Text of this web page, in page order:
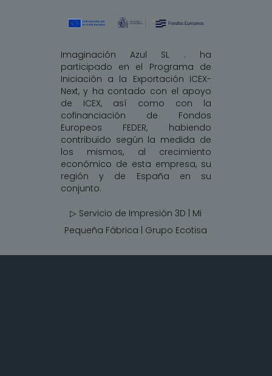
Imaginación Azul SL . ha
participado en el Programa de
Iniciación a la Exportación ICEX-
Next, y ha contado con el apoyo
de ICEX, así como con la
cofinanciación de Fondos
Europeos FEDER, habiendo
contribuido según la medida de
los mismos, al crecimiento
económico de esta empresa, su
región y de España en su
conjunto.
▷ Servicio de Impresión 3D | Mi
Pequeña Fábrica | Grupo Ecotisa